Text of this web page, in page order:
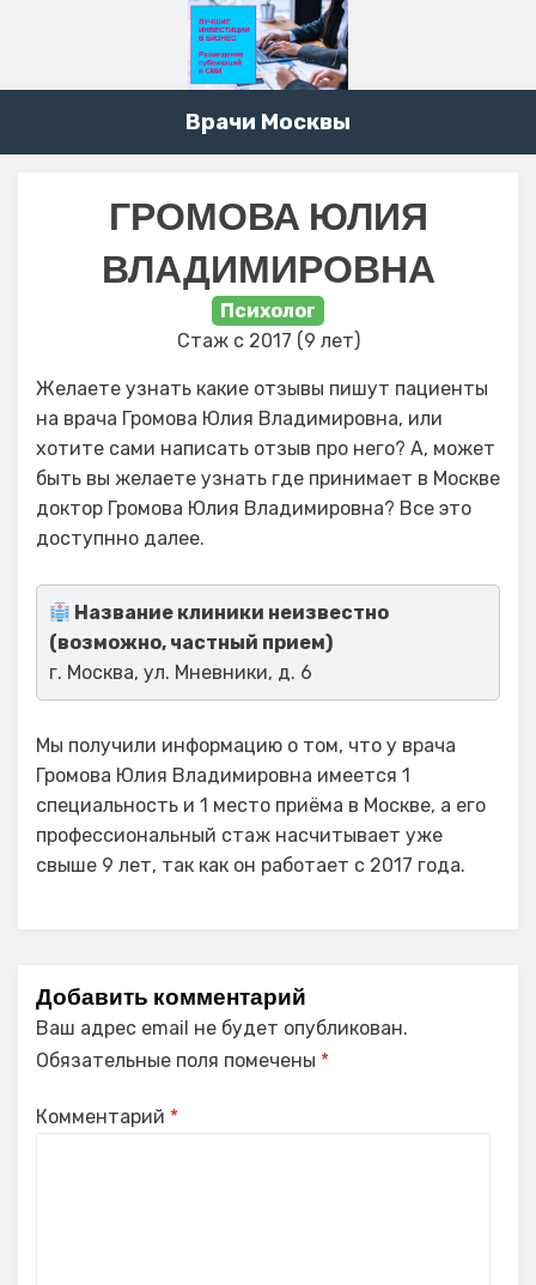
Врачи Москвы
ГРОМОВА ЮЛИЯ
ВЛАДИМИРОВНА
Психолог
Стаж с 2017 (9 лет)
Желаете узнать какие отзывы пишут пациенты
на врача Громова Юлия Владимировна, или
хотите сами написать отзыв про него? А, может
быть вы желаете узнать где принимает в Москве
доктор Громова Юлия Владимировна? Все это
доступнно далее.
Название клиники неизвестно
(возможно, частный прием)
г. Москва, ул. Мневники, д. 6
Мы получили информацию о том, что у врача
Громова Юлия Владимировна имеется 1
специальность и 1 место приёма в Москве, а его
профессиональный стаж насчитывает уже
свыше 9 лет, так как он работает с 2017 года.
Добавить комментарий
Ваш адрес email не будет опубликован.
Обязательные поля помечены *
Комментарий *